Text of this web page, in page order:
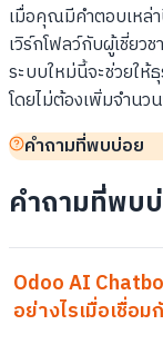
เมื่อคุณมีคำตอบเหล่
เวิร์กโฟลว์กับผู้เชี่ยว
ระบบใหม่นี้จะช่วยใ
โดยไม่ต้องเพิ่มจำนว
คำถามที่พบบ่อย
คำถามที่พบ
Odoo AI
อย่างไรเมื่อเชื่อม